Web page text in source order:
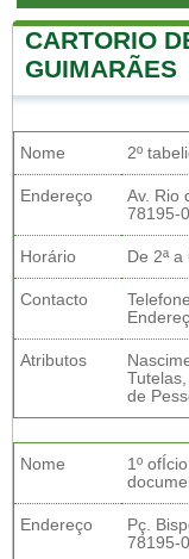
CARTORIO
GUIMARÃES
Nome 2º
Endereço
Av. Rio
78195-
Horário De 2ª
Contacto
Atributos
de
Nome
1º
Endereço
Pç.
78195-